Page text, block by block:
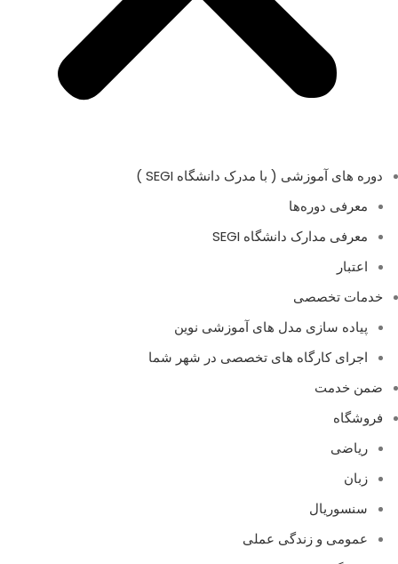
دوره های آموزشی ( با مدرک دانشگاه SEGI )
معرفی دوره‌ها
معرفی مدارک دانشگاه SEGI
اعتبار
خدمات تخصصی
پیاده سازی مدل های آموزشی نوین
اجرای کارگاه های تخصصی در شهر شما
ضمن خدمت
فروشگاه
ریاضی
زبان
سنسوریال
عمومی و زندگی عملی